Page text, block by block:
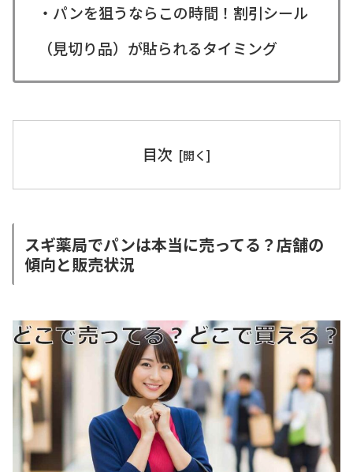
・パンを狙うならこの時間！割引シール
（見切り品）が貼られるタイミング
目次
スギ薬局でパンは本当に売ってる？店舗の
傾向と販売状況